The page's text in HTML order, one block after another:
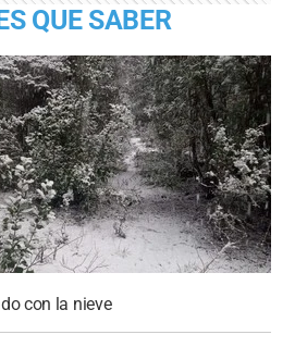
QUE SABER
con la nieve